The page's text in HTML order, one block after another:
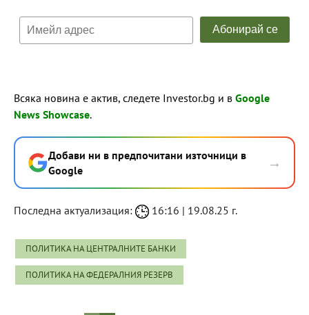
Всяка новина е актив, следете Investor.bg и в Google
News Showcase.
Добави ни в предпочитани източници в
Google
→
Последна актуализация: 16:16 | 19.08.25 г.
ПОЛИТИКА НА ЦЕНТРАЛНИТЕ БАНКИ
ПОЛИТИКА НА ФЕДЕРАЛНИЯ РЕЗЕРВ